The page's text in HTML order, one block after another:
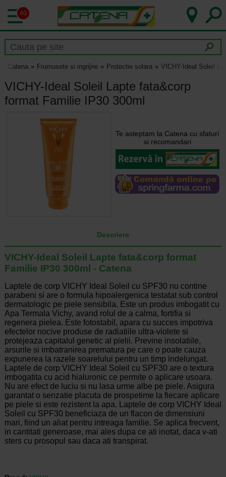
40
Catena Frumusete si ingrijire Protectie solara VICHY-Ideal Soleil
VICHY-Ideal Soleil Lapte fata&corp
format Familie IP30 300ml
Te asteptam la Catena cu sfaturi
si recomandari
Descriere
VICHY-Ideal Soleil Lapte fata&corp format
Familie IP30 300ml - Catena
Laptele de corp VICHY Ideal Soleil cu SPF30 nu contine
parabeni si are o formula hipoalergenica testatat sub control
dermatologic pe piele sensibila. Este un produs imbogatit cu
Apa Termala Vichy, avand rolul de a calma, fortifia si
regenera pielea. Este fotostabil, apara cu succes impotriva
efectelor nocive produse de radiatiile ultra-violete si
protejeaza capitalul genetic al pielii. Previne insolatiile,
arsurile si imbatranirea prematura pe care o poate cauza
expunerea la razele soarelului pentru un timp indelungat.
Laptele de corp VICHY Ideal Soleil cu SPF30 are o textura
imbogatita cu acid hialuronic ce permite o aplicare usoara.
Nu are efect de luciu si nu lasa urme albe pe piele. Asigura
garantat o senzatie placuta de prospetime la fiecare aplicare
pe piele si este rezistent la apa. Laptele de corp VICHY Ideal
Soleil cu SPF30 beneficiaza de un flacon de dimensiuni
mari, fiind un aliat pentru intreaga familie. Se aplica frecvent,
in cantitati generoase, mai ales dupa ce ati inotat, daca v-ati
sters cu prosopul sau daca ati transpirat.